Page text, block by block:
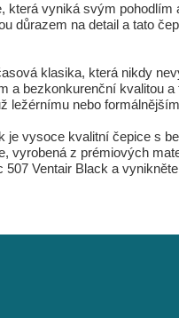
která vyniká svým
důrazem na detail a tato
klasika, která nikdy
a bezkonkurenční kvalitou
ležérnímu nebo
je vysoce kvalitní čepice s
vyrobená z prémiových
Ventair Black a